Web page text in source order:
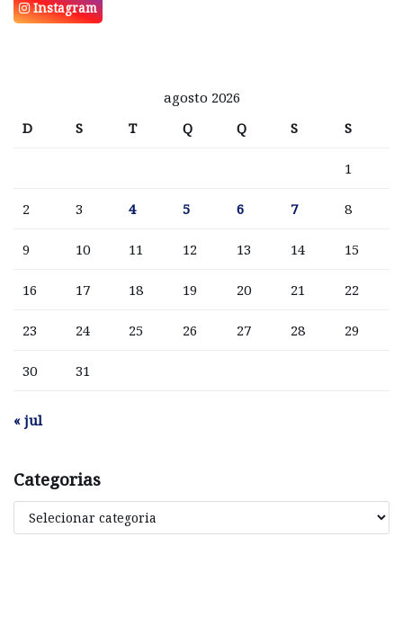
Instagram
agosto 2026
D
S T Q Q S S
1
2 3 4 5 6 7 8
9 10 11 12 13 14 15
16 17 18 19 20 21 22
23 24 25 26 27 28 29
30 31
« jul
Categorias